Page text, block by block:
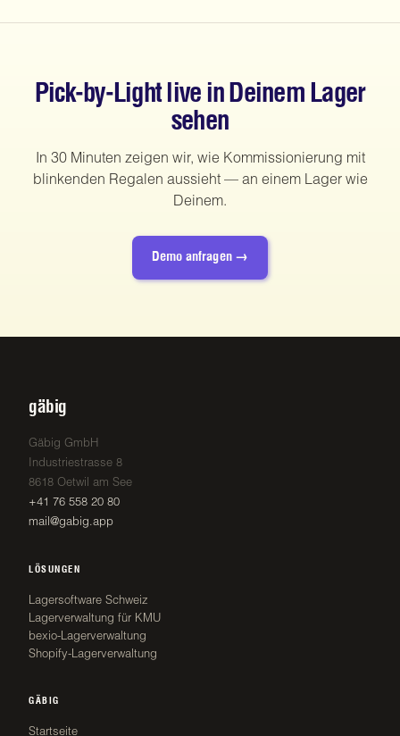
Pick-by-Light live in Deinem Lager
sehen
In 30 Minuten zeigen wir, wie Kommissionierung mit
blinkenden Regalen aussieht — an einem Lager wie
Deinem.
Demo anfragen →
gäbig
Gäbig GmbH
Industriestrasse 8
8618 Oetwil am See
+41 76 558 20 80
mail@gabig.app
LÖSUNGEN
Lagersoftware Schweiz
Lagerverwaltung für KMU
bexio-Lagerverwaltung
Shopify-Lagerverwaltung
GÄBIG
Startseite